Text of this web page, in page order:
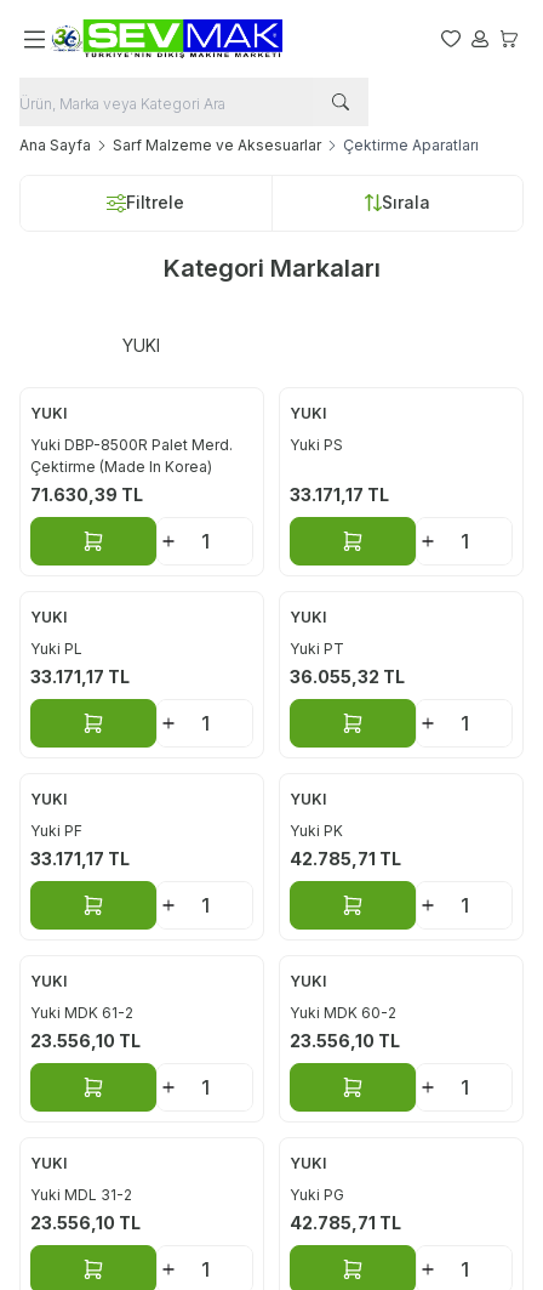
Favorilerim
Hesabım
Ana Sayfa Sarf Malzeme ve Aksesuarlar Çektirme Aparatları
Filtrele Sırala
Kategori Markaları
YUKI
YUKI
Yuki DBP-8500R Palet Merd.
Çektirme (Made In Korea)
71.630,39 TL
Sepete Ekle
YUKI
Yuki PS
33.171,17 TL
Sepete Ekle
YUKI
Yuki PL
33.171,17 TL
Sepete Ekle
YUKI
Yuki PT
36.055,32 TL
Sepete Ekle
YUKI
Yuki PF
33.171,17 TL
Sepete Ekle
YUKI
Yuki PK
42.785,71 TL
Sepete Ekle
YUKI
Yuki MDK 61-2
23.556,10 TL
Sepete Ekle
YUKI
Yuki MDK 60-2
23.556,10 TL
Sepete Ekle
YUKI
Yuki MDL 31-2
23.556,10 TL
Sepete Ekle
YUKI
Yuki PG
42.785,71 TL
Sepete Ekle